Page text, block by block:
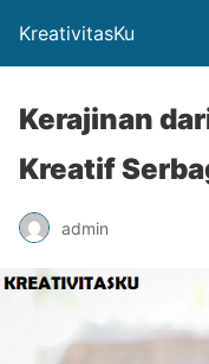
KreativitasKu
Kerajinan
Kreatif
admin